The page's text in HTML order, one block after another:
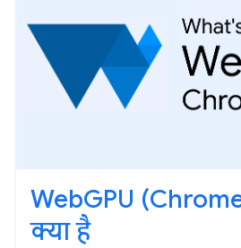
WebGPU
क्या है